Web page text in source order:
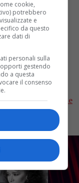
fra
l’amore”
dei quarti di finale
Mietta e Lisa
cookie,
potrebbero
e
da questo
dati di
personali sulla
gestendo
a questa
il consenso